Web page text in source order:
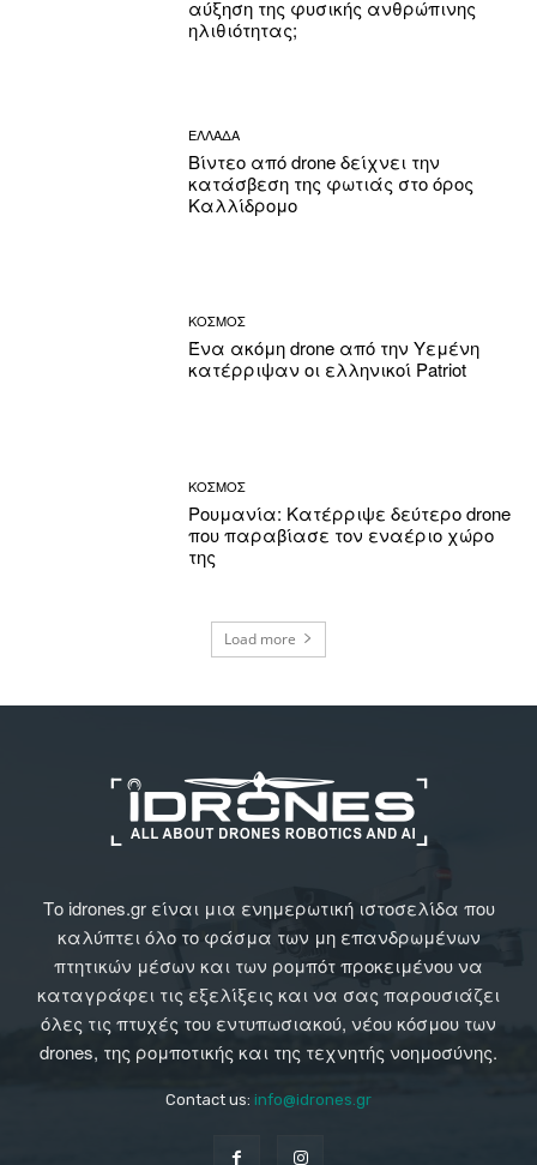
αύξηση της φυσικής ανθρώπινης
ηλιθιότητας;
ΕΛΛΑΔΑ
Βίντεο από drone δείχνει την
κατάσβεση της φωτιάς στο όρος
Καλλίδρομο
ΚΟΣΜΟΣ
Ένα ακόμη drone από την Υεμένη
κατέρριψαν οι ελληνικοί Patriot
ΚΟΣΜΟΣ
Ρουμανία: Κατέρριψε δεύτερο drone
που παραβίασε τον εναέριο χώρο
της
Load more
Το idrones.gr είναι μια ενημερωτική ιστοσελίδα που
καλύπτει όλο το φάσμα των μη επανδρωμένων
πτητικών μέσων και των ρομπότ προκειμένου να
καταγράφει τις εξελίξεις και να σας παρουσιάζει
όλες τις πτυχές του εντυπωσιακού, νέου κόσμου των
drones, της ρομποτικής και της τεχνητής νοημοσύνης.
Contact us: info@idrones.gr